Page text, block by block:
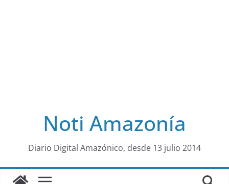
al
Noti Amazonía
Diario Digital Amazónico, desde 13 julio 2014